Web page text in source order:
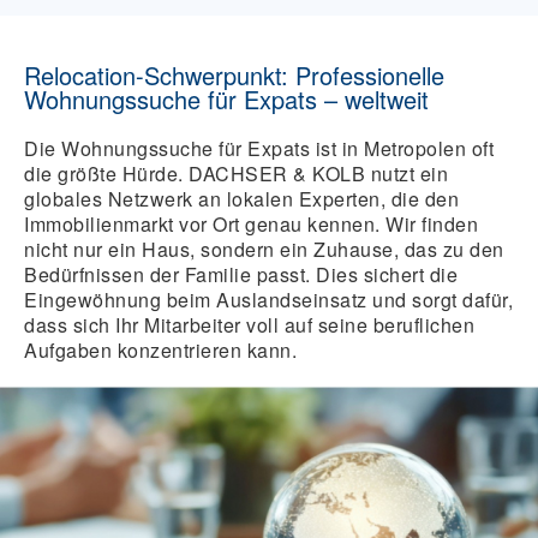
von Wohngebieten, Schulen, Kindergärten
sowie Sport- und Freizeitmöglichkeiten vor
Home Search:Erstellung eines Suchprofils,
Recherche des Wohnungsmarktes,
Begleitung zu Terminen und Unterstützung
bei Mietvertragsverhandlungen.
Move Management:Preis-Leistungs-
Vergleich für weltweite Umzüge
(Land/Luft/See), professionelles Lager-
Vacant Property Management:
Betreuung
des leerstehenden Objekts im Heimatland
(Gartenpflege, Winterdienst, Reinigungs-
und Reparaturarbeiten).
Family & Child Support:Unterstützung bei
Informationen über Jugendklubs und
Spielgruppen sowie Hilfe für mitziehende
Partner (Spouse Support).
Tenancy Management:Übernahme der
Kommunikation mit Vermietern sowie
Verwaltung von Zahlungen wie
Maklerprovisionen oder Kautionen.
Expense Reimbursement:
Erstattung und Abrechnung aller
entsendungsrelevanten Kosten direkt an
den Mitarbeiter.
Departure Services:Unterstützung bei der
rechtzeitigen Kündigung des Mietvertrages
und aller Versorgungsverträge sowie
behördliche Abmeldungen.
Repatriation:Gezielte Hilfestellung bei der
Wiedereingliederung im Heimatland nach
Abschluss des Auslandseinsatzes.
Relocation-Schwerpunkt: Professionelle
Wohnungssuche für Expats – weltweit
Die Wohnungssuche für Expats ist in Metropolen oft
die größte Hürde. DACHSER & KOLB nutzt ein
globales Netzwerk an lokalen Experten, die den
Immobilienmarkt vor Ort genau kennen. Wir finden
nicht nur ein Haus, sondern ein Zuhause, das zu den
Bedürfnissen der Familie passt. Dies sichert die
Eingewöhnung beim Auslandseinsatz und sorgt dafür,
dass sich Ihr Mitarbeiter voll auf seine beruflichen
Aufgaben konzentrieren kann.